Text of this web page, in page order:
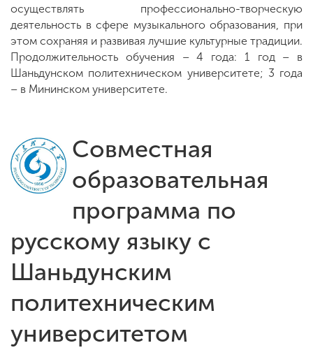
осуществлять профессионально-творческую
деятельность в сфере музыкального образования, при
этом сохраняя и развивая лучшие культурные традиции.
Продолжительность обучения – 4 года: 1 год – в
Шаньдунском политехническом университете; 3 года
– в Мининском университете.
Совместная
образовательная
программа по
русскому языку с
Шаньдунским
политехническим
университетом